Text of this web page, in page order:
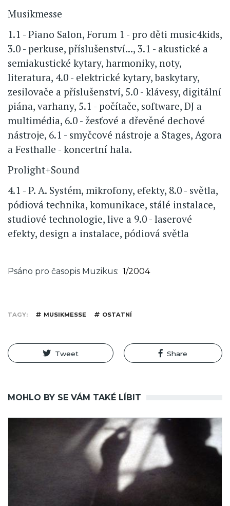
Musikmesse
1.1 - Piano Salon, Forum 1 - pro děti music4kids,
3.0 - perkuse, příslušenství..., 3.1 - akustické a
semiakustické kytary, harmoniky, noty,
literatura, 4.0 - elektrické kytary, baskytary,
zesilovače a příslušenství, 5.0 - klávesy, digitální
piána, varhany, 5.1 - počítače, software, DJ a
multimédia, 6.0 - žesťové a dřevěné dechové
nástroje, 6.1 - smyčcové nástroje a Stages, Agora
a Festhalle - koncertní hala.
Prolight+Sound
4.1 - P. A. Systém, mikrofony, efekty, 8.0 - světla,
pódiová technika, komunikace, stálé instalace,
studiové technologie, live a 9.0 - laserové
efekty, design a instalace, pódiová světla
Psáno pro časopis Muzikus 1/2004
TAGY MUSIKMESSE OSTATNÍ
Tweet Share
MOHLO BY SE VÁM TAKÉ LÍBIT